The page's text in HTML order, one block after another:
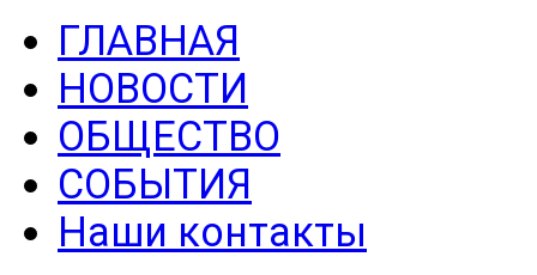
ГЛАВНАЯ
НОВОСТИ
ОБЩЕСТВО
СОБЫТИЯ
Наши контакты